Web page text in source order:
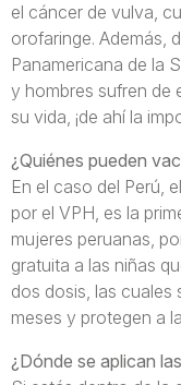
el cáncer de vulva,
orofaringe. Además,
Panamericana de la
y hombres sufren de
su vida, ¡de ahí la
¿Quiénes pueden
En el caso del Perú,
por el VPH, es la
mujeres peruanas,
gratuita a las niñas
dos dosis, las cuales
meses y protegen a
¿Dónde se aplican